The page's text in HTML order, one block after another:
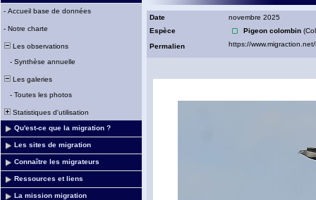
- Accueil base de données
- Notre charte
Les observations
- Synthèse annuelle
Les galeries
- Toutes les photos
Statistiques d'utilisation
Qu'est-ce que la migration ?
Les sites de migration
Connaître les migrateurs
Ressources et liens
La mission migration
Date
novembre 2025
Espèce
Pigeon colombin
Permalien